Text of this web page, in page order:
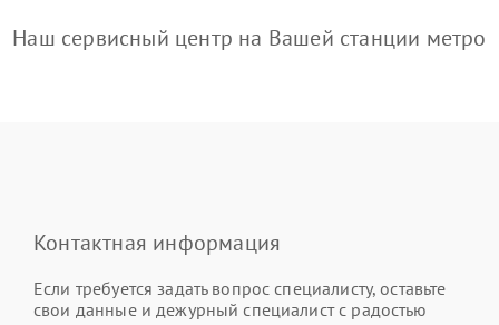
Наш сервисный центр на Вашей станции метро
Контактная информация
Если требуется задать вопрос специалисту, оставьте
свои данные и дежурный специалист с радостью